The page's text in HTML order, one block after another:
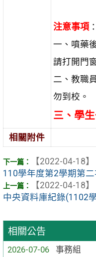
相關公告
2026-07-06
事務組
注意事項：
一、噴藥
請打開門
二、教職
勿到校。
三、學
相關附件
【2022-04-18】
110學年度第2學期第
【2022-04-18】
中央資料庫紀錄(1102